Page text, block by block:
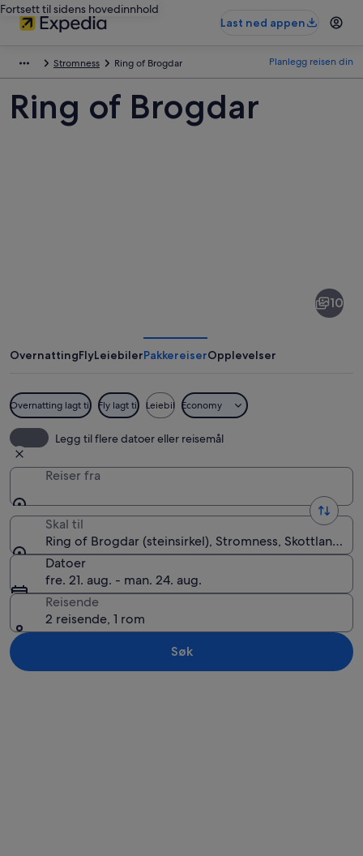
Fortsett til sidens hovedinnhold
Last ned appen
Stromness Ring of Brogdar Planlegg reisen din
Ring of Brogdar
10
OvernattingFlyLeiebilerPakkereiserOpplevelser
Overnatting lagt til Fly lagt til Leiebil Economy
Legg til flere datoer eller reisemål
Reiser fra
Skal til
Ring of Brogdar (steinsirkel), Stromness, Skottland,
Datoer
fre. 21. aug. - man. 24. aug.
Reisende
2 reisende, 1 rom
Søk